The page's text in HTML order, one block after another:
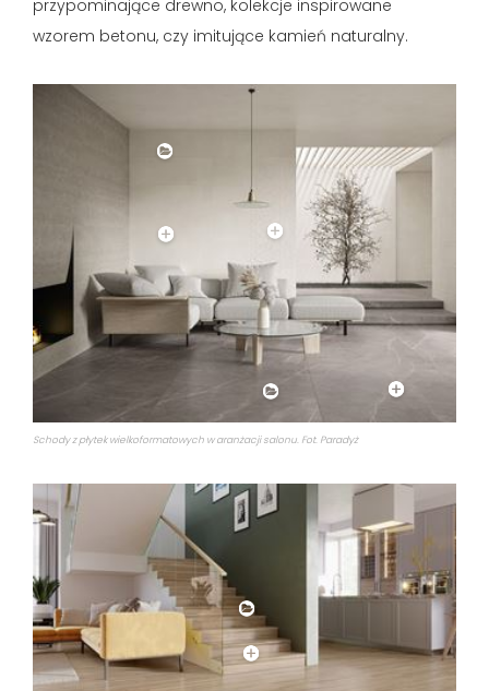
przypominające drewno, kolekcje inspirowane
wzorem betonu, czy imitujące kamień naturalny.
Schody z płytek wielkoformatowych w aranżacji salonu. Fot. Paradyż